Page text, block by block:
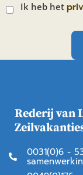
Ik heb het
Rederij van
0031(0)6 -